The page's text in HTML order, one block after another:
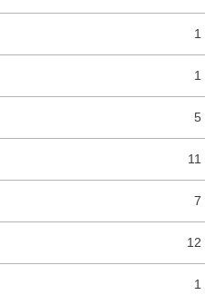
1
1
5
11
7
12
1